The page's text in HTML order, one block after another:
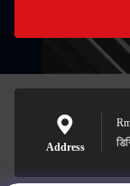
Address